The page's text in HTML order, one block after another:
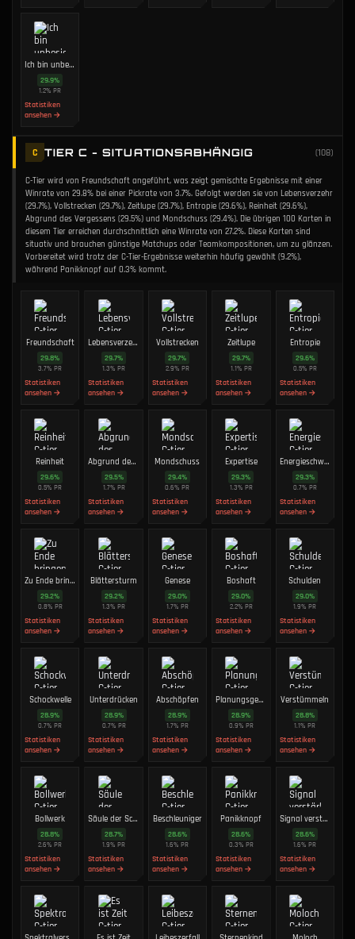
Ich bin unbesiegbar
29.9%
1.2%PR
Statistiken
ansehen →
C TIER C - SITUATIONSABHÄNGIG (108)
C-Tier wird von Freundschaft angeführt, was zeigt gemischte Ergebnisse mit einer
Winrate von 29.8% bei einer Pickrate von 3.7%. Gefolgt werden sie von Lebensverzehr
(29.7%), Vollstrecken (29.7%), Zeitlupe (29.7%), Entropie (29.6%), Reinheit (29.6%),
Abgrund des Vergessens (29.5%) und Mondschuss (29.4%). Die übrigen 100 Karten in
diesem Tier erreichen durchschnittlich eine Winrate von 27.2%. Diese Karten sind
situativ und brauchen günstige Matchups oder Teamkompositionen, um zu glänzen.
Vorbereitet wird trotz der C-Tier-Ergebnisse weiterhin häufig gewählt (9.2%),
während Panikknopf auf 0.3% kommt.
Freundschaft
29.8%
3.7%PR
Statistiken
ansehen →
Lebensverzehr
29.7%
1.3%PR
Statistiken
ansehen →
Vollstrecken
29.7%
2.9% PR
Statistiken
ansehen →
Zeitlupe
29.7%
1.1% PR
Statistiken
ansehen →
Entropie
29.6%
0.5% PR
Statistiken
ansehen →
Reinheit
29.6%
0.5%PR
Statistiken
ansehen →
Abgrund des Vergessens
29.5%
1.7% PR
Statistiken
ansehen →
Mondschuss
29.4%
0.6%PR
Statistiken
ansehen →
Expertise
29.3%
1.3% PR
Statistiken
ansehen →
Energieschwall
29.3%
0.7% PR
Statistiken
ansehen →
Zu Ende bringen
29.2%
0.8% PR
Statistiken
ansehen →
Blättersturm
29.2%
1.3%PR
Statistiken
ansehen →
Genese
29.0%
1.7% PR
Statistiken
ansehen →
Boshaft
29.0%
2.2% PR
Statistiken
ansehen →
Schulden
29.0%
1.9%PR
Statistiken
ansehen →
Schockwelle
28.9%
0.7%PR
Statistiken
ansehen →
Unterdrücken
28.9%
0.7% PR
Statistiken
ansehen →
Abschöpfen
28.9%
1.7% PR
Statistiken
ansehen →
Planungsgenie
28.9%
0.9% PR
Statistiken
ansehen →
Verstümmeln
28.8%
1.1%PR
Statistiken
ansehen →
Bollwerk
28.8%
2.6%PR
Statistiken
ansehen →
Säule der Schöpfung
28.7%
1.9%PR
Statistiken
ansehen →
Beschleuniger
28.6%
1.6%PR
Statistiken
ansehen →
Panikknopf
28.6%
0.3% PR
Statistiken
ansehen →
Signal verstärken
28.6%
1.6%PR
Statistiken
ansehen →